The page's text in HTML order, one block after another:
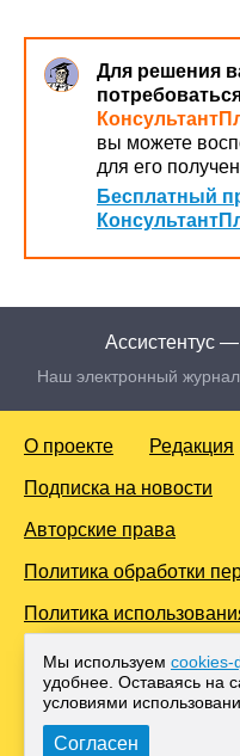
Для решения
вы можете
для его
Бесплатный
Ассистентус
Наш электронный
О проекте Редакция
Подписка на новости
Авторские права
Политика обработки
Политика
© 2016-2026 Все права
Любое копирование
Интернет, либо печатных
Администрацией проекта,
Мы используем
удобнее. Оставаясь на
условиями
Согласен